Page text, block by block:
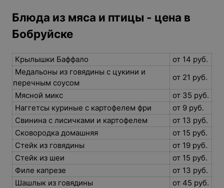
Блюда из мяса и птицы - цена в
Бобруйске
Крылышки Баффало
от 14 руб.
Медальоны из говядины с цукини и
перечным соусом
от 21 руб.
Мясной микс
от 35 руб.
Наггетсы куриные с картофелем фри
от 9 руб.
Свинина с лисичками и картофелем
от 13 руб.
Сковородка домашняя
от 15 руб.
Стейк из говядины
от 19 руб.
Стейк из шеи
от 15 руб.
Филе капрезе
от 13 руб.
Шашлык из говядины
от 45 руб.